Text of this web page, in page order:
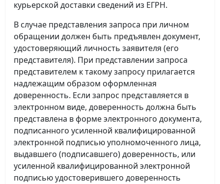
курьерской доставки сведений из ЕГРН.
В случае представления запроса при личном
обращении должен быть предъявлен документ,
удостоверяющий личность заявителя (его
представителя). При представлении запроса
представителем к такому запросу прилагается
надлежащим образом оформленная
доверенность. Если запрос представляется в
электронном виде, доверенность должна быть
представлена в форме электронного документа,
подписанного усиленной квалифицированной
электронной подписью уполномоченного лица,
выдавшего (подписавшего) доверенность, или
усиленной квалифицированной электронной
подписью удостоверившего доверенность